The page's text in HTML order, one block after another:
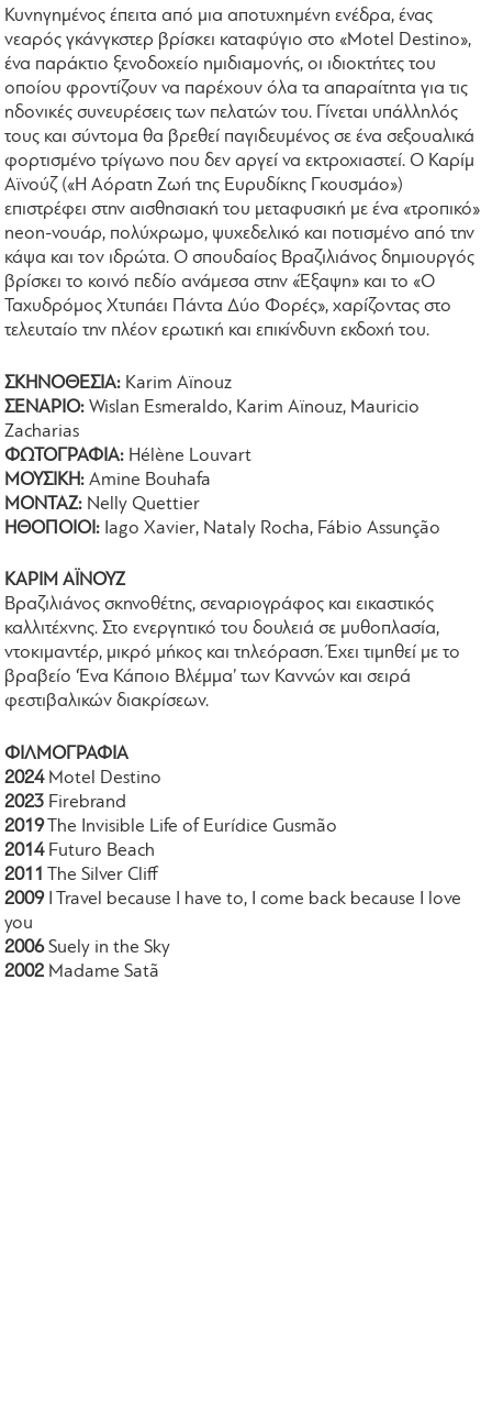
Κυνηγημένος έπειτα από μια αποτυχημένη ενέδρα, ένας
νεαρός γκάνγκστερ βρίσκει καταφύγιο στο «Motel Destino»,
ένα παράκτιο ξενοδοχείο ημιδιαμονής, οι ιδιοκτήτες του
οποίου φροντίζουν να παρέχουν όλα τα απαραίτητα για τις
ηδονικές συνευρέσεις των πελατών του. Γίνεται υπάλληλός
τους και σύντομα θα βρεθεί παγιδευμένος σε ένα σεξουαλικά
φορτισμένο τρίγωνο που δεν αργεί να εκτροχιαστεί. O Καρίμ
Αϊνούζ («Η Αόρατη Ζωή της Ευρυδίκης Γκουσμάο»)
επιστρέφει στην αισθησιακή του μεταφυσική με ένα «τροπικό»
neon-νουάρ, πολύχρωμο, ψυχεδελικό και ποτισμένο από την
κάψα και τον ιδρώτα. Ο σπουδαίος Βραζιλιάνος δημιουργός
βρίσκει το κοινό πεδίο ανάμεσα στην «Έξαψη» και το «Ο
Ταχυδρόμος Χτυπάει Πάντα Δύο Φορές», χαρίζοντας στο
τελευταίο την πλέον ερωτική και επικίνδυνη εκδοχή του.
ΣΚΗΝΟΘΕΣΙΑ: Karim Aïnouz
ΣΕΝΑΡΙΟ: Wislan Esmeraldo, Karim Aïnouz, Mauricio
Zacharias
ΦΩΤΟΓΡΑΦΙΑ: Hélène Louvart
ΜΟΥΣΙΚΗ: Amine Bouhafa
ΜΟΝΤΑΖ: Nelly Quettier
ΗΘΟΠΟΙΟΙ: Iago Xavier, Nataly Rocha, Fábio Assunção
ΚΑΡΙΜ ΑΪΝΟΥΖ
Βραζιλιάνος σκηνοθέτης, σεναριογράφος και εικαστικός
καλλιτέχνης. Στο ενεργητικό του δουλειά σε μυθοπλασία,
ντοκιμαντέρ, μικρό μήκος και τηλεόραση. Έχει τιμηθεί με το
βραβείο ‘Ένα Κάποιο Βλέμμα’ των Καννών και σειρά
φεστιβαλικών διακρίσεων.
ΦΙΛΜΟΓΡΑΦΙΑ
2024Motel Destino
2023 Firebrand
2019The Invisible Life of Eurídice Gusmão
2014Futuro Beach
2011
The Silver Cliff
2009I Travel because I have to, I come back because I love
you
2006Suely in the Sky
2002 Madame Satã